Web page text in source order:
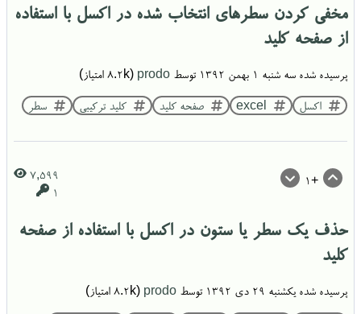
مخفی کردن سطرهای انتخاب شده در اکسل با استفاده
از صفحه کلید
پرسیده شده سه شنبه ۱ بهمن ۱۳۹۲ توسط prodo
(
8.2k امتیاز)
اکسل excel صفحه کلید کلید ترکیبی سطر
+1
7,599
1
حذف یک سطر یا ستون در اکسل با استفاده از صفحه
کلید
پرسیده شده یکشنبه ۲۹ دی ۱۳۹۲ توسط prodo
(
8.2k امتیاز)